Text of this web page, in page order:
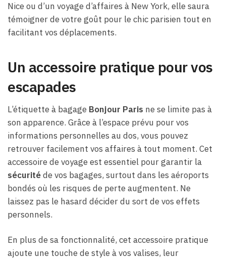
Nice ou d’un voyage d’affaires à New York, elle saura
témoigner de votre goût pour le chic parisien tout en
facilitant vos déplacements.
Un accessoire pratique pour vos
escapades
L’étiquette à bagage Bonjour Paris ne se limite pas à
son apparence. Grâce à l’espace prévu pour vos
informations personnelles au dos, vous pouvez
retrouver facilement vos affaires à tout moment. Cet
accessoire de voyage est essentiel pour garantir la
sécuritéde vos bagages, surtout dans les aéroports
bondés où les risques de perte augmentent. Ne
laissez pas le hasard décider du sort de vos effets
personnels.
En plus de sa fonctionnalité, cet accessoire pratique
ajoute une touche de style à vos valises, leur